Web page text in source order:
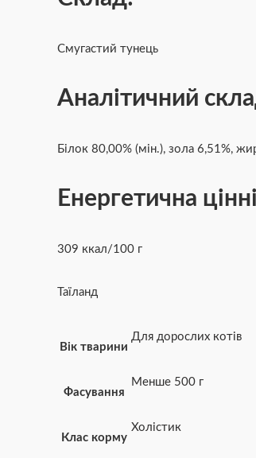
Смугастий тунець
Аналітичний
Білок 80,00% (мін.), зола 6,51%,
Енергетична
309 ккал/100 г
Таїланд
Вік тварини
Для дорослих котів
Фасування
Менше 500 г
Клас корму
Холістик